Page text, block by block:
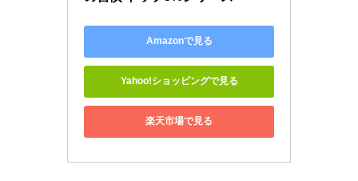
Amazonで見る
Yahoo!ショッピングで見る
楽天市場で見る